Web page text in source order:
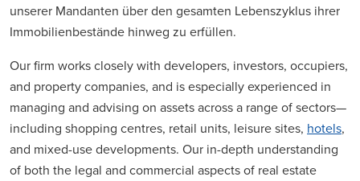
unserer Mandanten über den gesamten Lebenszyklus ihrer
Immobilienbestände hinweg zu erfüllen.
Our firm works closely with developers, investors, occupiers,
and property companies, and is especially experienced in
managing and advising on assets across a range of sectors—
including shopping centres, retail units, leisure sites, hotels,
and mixed-use developments. Our in-depth understanding
of both the legal and commercial aspects of real estate